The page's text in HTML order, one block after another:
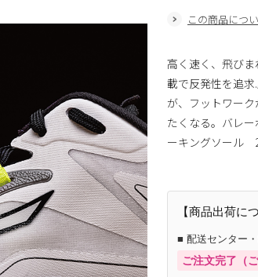
この商品につ
高く速く、飛びま
載で反発性を追
が、フットワー
たくなる。バレ
ーキングソー
【商品出荷に
■ 配送センター
ご注文完了（